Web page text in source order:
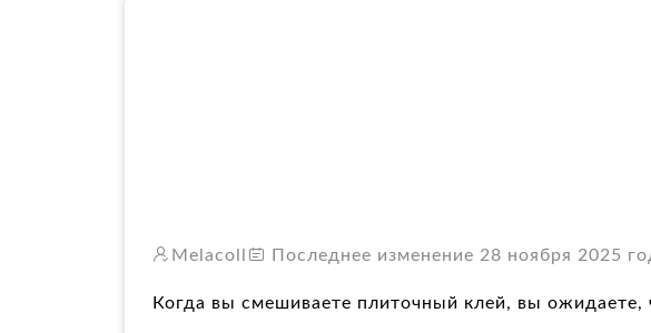
Melacoll Последнее изменение 28 ноября 2025
Когда вы смешиваете плиточный клей, вы ожидаете,